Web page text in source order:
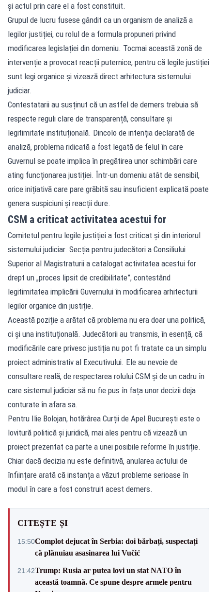
și actul prin care el a fost constituit.
Grupul de lucru fusese gândit ca un organism de analiză a
legilor justiției, cu rolul de a formula propuneri privind
modificarea legislației din domeniu. Tocmai această zonă de
intervenție a provocat reacții puternice, pentru că legile justiției
sunt legi organice și vizează direct arhitectura sistemului
judiciar.
Contestatarii au susținut că un astfel de demers trebuia să
respecte reguli clare de transparență, consultare și
legitimitate instituțională. Dincolo de intenția declarată de
analiză, problema ridicată a fost legată de felul în care
Guvernul se poate implica în pregătirea unor schimbări care
ating funcționarea justiției. Într-un domeniu atât de sensibil,
orice inițiativă care pare grăbită sau insuficient explicată poate
genera suspiciuni și reacții dure.
CSM a criticat activitatea acestui for
Comitetul pentru legile justiției a fost criticat și din interiorul
sistemului judiciar. Secția pentru judecători a Consiliului
Superior al Magistraturii a catalogat activitatea acestui for
drept un „proces lipsit de credibilitate”, contestând
legitimitatea implicării Guvernului în modificarea arhitecturii
legilor organice din justiție.
Această poziție a arătat că problema nu era doar una politică,
ci și una instituțională. Judecătorii au transmis, în esență, că
modificările care privesc justiția nu pot fi tratate ca un simplu
proiect administrativ al Executivului. Ele au nevoie de
consultare reală, de respectarea rolului CSM și de un cadru în
care sistemul judiciar să nu fie pus în fața unor decizii deja
conturate în afara sa.
Pentru Ilie Bolojan, hotărârea Curții de Apel București este o
lovitură politică și juridică, mai ales pentru că vizează un
proiect prezentat ca parte a unei posibile reforme în justiție.
Chiar dacă decizia nu este definitivă, anularea actului de
înființare arată că instanța a văzut probleme serioase în
modul în care a fost construit acest demers.
CITEȘTE ȘI
15:50Complot dejucat în Serbia: doi bărbați, suspectați
că plănuiau asasinarea lui Vučić
21:42Trump: Rusia ar putea lovi un stat NATO în
această toamnă. Ce spune despre armele pentru